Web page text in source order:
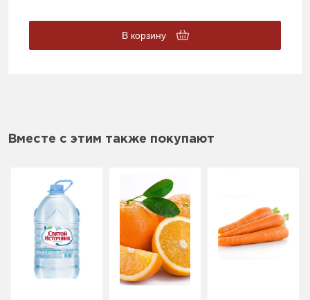
В корзину
Вместе с этим также покупают